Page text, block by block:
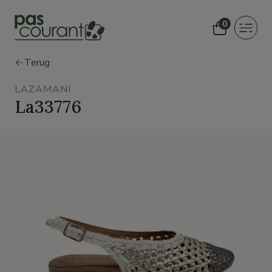
0
Toggle
Terug
LAZAMANI
La33776